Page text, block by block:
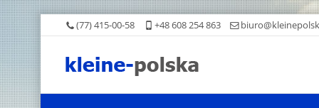
(77) 415-00-58 +48 608 254 863